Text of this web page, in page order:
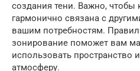
создания тени. Важно, чтобы
гармонично связана с
вашим потребностям.
зонирование поможет вам
использовать пространство
атмосферу.